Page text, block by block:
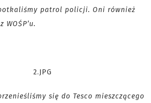
patrol policji. Oni również
się do Tesco mieszczącego